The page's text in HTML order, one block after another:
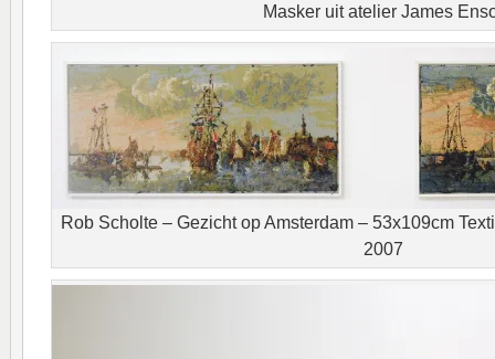
Masker uit atelier James
Rob Scholte – Gezicht op Amsterdam – 53x109cm
2007